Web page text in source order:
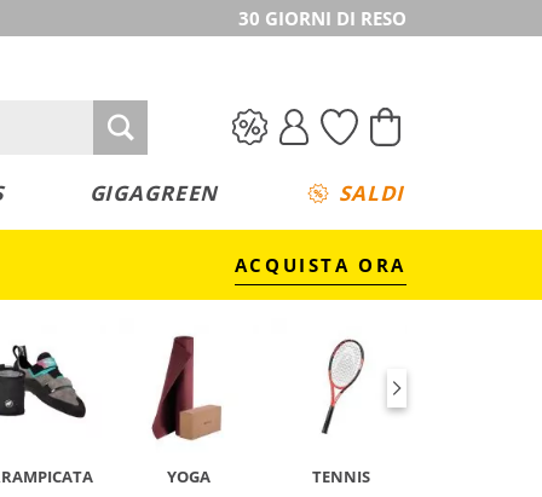
30 GIORNI DI RESO
GIGAGREEN SALDI
ACQUISTA ORA
YOGA TENNIS